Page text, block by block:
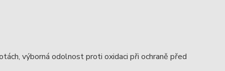
výborná odolnost proti oxidaci při ochraně před